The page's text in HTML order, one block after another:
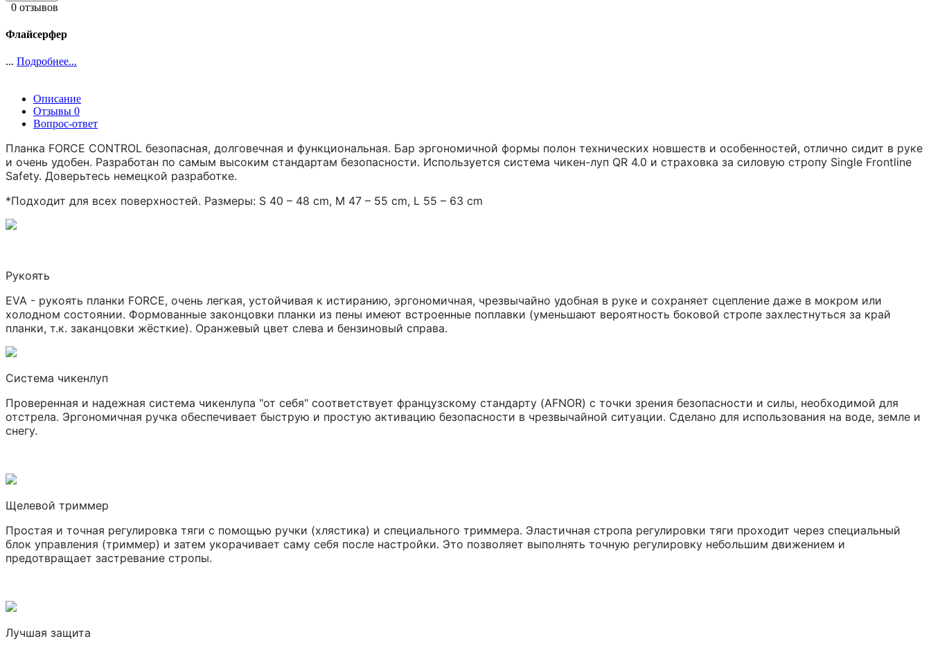
0 отзывов
Флайсерфер
... Подробнее...
Описание
Отзывы 0
Вопрос-ответ
Планка FORCE CONTROL безопасная, долговечная и функциональная. Бар эргономичной формы полон технических новшеств и особенностей, отлично сидит в руке
и очень удобен. Разработан по самым высоким стандартам безопасности. Используется система чикен-луп QR 4.0 и страховка за силовую стропу Single Frontline
Safety. Доверьтесь немецкой разработке.
*Подходит для всех поверхностей. Размеры: S 40 – 48 cm, M 47 – 55 cm, L 55 – 63 cm
Рукоять
EVA - рукоять планки FORCE, очень легкая, устойчивая к истиранию, эргономичная, чрезвычайно удобная в руке и сохраняет сцепление даже в мокром или
холодном состоянии. Формованные законцовки планки из пены имеют встроенные поплавки (уменьшают вероятность боковой стропе захлестнуться за край
планки, т.к. заканцовки жёсткие). Оранжевый цвет слева и бензиновый справа.
Система чикенлуп
Проверенная и надежная система чикенлупа "от себя" соответствует французскому стандарту (AFNOR) с точки зрения безопасности и силы, необходимой для
отстрела. Эргономичная ручка обеспечивает быструю и простую активацию безопасности в чрезвычайной ситуации. Сделано для использования на воде, земле и
снегу.
Щелевой триммер
Простая и точная регулировка тяги с помощью ручки (хлястика) и специального триммера. Эластичная стропа регулировки тяги проходит через специальный
блок управления (триммер) и затем укорачивает саму себя после настройки. Это позволяет выполнять точную регулировку небольшим движением и
предотвращает застревание стропы.
Лучшая защита